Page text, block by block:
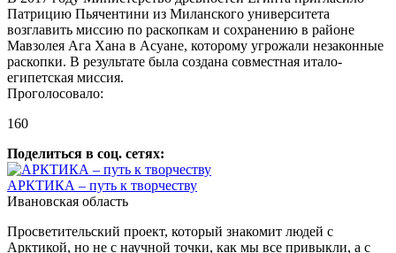
Патрицию Пьячентини из Миланского университета
возглавить миссию по раскопкам и сохранению в районе
Мавзолея Ага Хана в Асуане, которому угрожали незаконные
раскопки. В результате была создана совместная итало-
египетская миссия.
Проголосовало:
160
Поделиться в соц. сетях:
АРКТИКА – путь к творчеству
Ивановская область
Просветительский проект, который знакомит людей с
Арктикой, но не с научной точки, как мы все привыкли, а с